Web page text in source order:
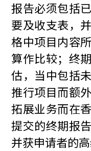
报告必须包括
要及收支表，
格中项目内容
算作比较；终
估，当中包括
推行项目而额
拓展业务而在
提交的终期报
并获申请者的